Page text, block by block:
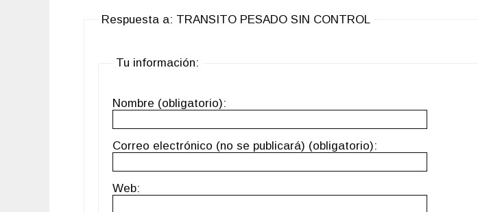
Respuesta a: TRANSITO PESADO SIN CONTROL
Tu información:
Nombre (obligatorio):
Correo electrónico (no se publicará) (obligatorio):
Web: